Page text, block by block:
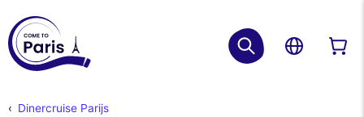
Dinercruise Parijs